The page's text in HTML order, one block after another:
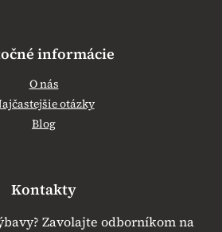
informácie
O nás
otázky
Blog
Kontakty
Zavolajte odborníkom na